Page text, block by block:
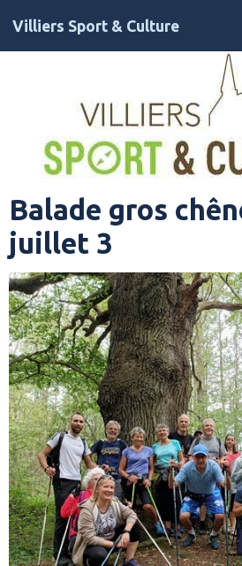
Villiers Sport & Culture
Balade gros
juillet 3